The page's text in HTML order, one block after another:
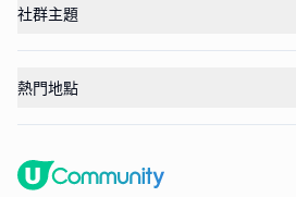
社群主題
熱門地點